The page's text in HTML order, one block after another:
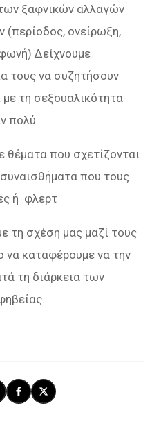
ξαφνικών αλλαγών
(περίοδος, ονείρωξη,
Δείχνουμε
τους να συζητήσουν
τη σεξουαλικότητα
πολύ.
θέματα που σχετίζονται
που τους
ή φλερτ
τη σχέση μας μαζί τους
να καταφέρουμε να την
τη διάρκεια των